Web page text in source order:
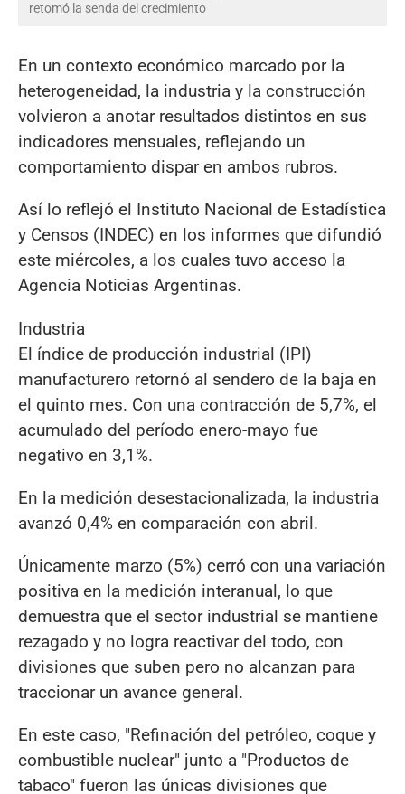
retomó la senda del crecimiento
En un contexto económico marcado por la
heterogeneidad, la industria y la construcción
volvieron a anotar resultados distintos en sus
indicadores mensuales, reflejando un
comportamiento dispar en ambos rubros.
Así lo reflejó el Instituto Nacional de Estadística
y Censos (INDEC) en los informes que difundió
este miércoles, a los cuales tuvo acceso la
Agencia Noticias Argentinas.
Industria
El índice de producción industrial (IPI)
manufacturero retornó al sendero de la baja en
el quinto mes. Con una contracción de 5,7%, el
acumulado del período enero-mayo fue
negativo en 3,1%.
En la medición desestacionalizada, la industria
avanzó 0,4% en comparación con abril.
Únicamente marzo (5%) cerró con una variación
positiva en la medición interanual, lo que
demuestra que el sector industrial se mantiene
rezagado y no logra reactivar del todo, con
divisiones que suben pero no alcanzan para
traccionar un avance general.
En este caso, "Refinación del petróleo, coque y
combustible nuclear" junto a "Productos de
tabaco" fueron las únicas divisiones que